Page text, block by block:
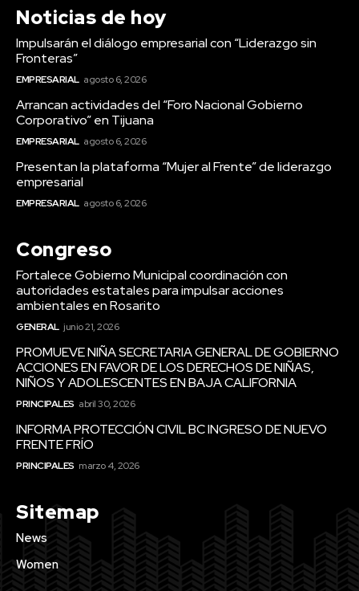
Noticias de hoy
Impulsarán el diálogo empresarial con “Liderazgo sin
Fronteras”
EMPRESARIAL agosto 6, 2026
Arrancan actividades del “Foro Nacional Gobierno
Corporativo” en Tijuana
EMPRESARIAL agosto 6, 2026
Presentan la plataforma “Mujer al Frente” de liderazgo
empresarial
EMPRESARIAL agosto 6, 2026
Congreso
Fortalece Gobierno Municipal coordinación con
autoridades estatales para impulsar acciones
ambientales en Rosarito
GENERAL junio 21, 2026
PROMUEVE NIÑA SECRETARIA GENERAL DE GOBIERNO
ACCIONES EN FAVOR DE LOS DERECHOS DE NIÑAS,
NIÑOS Y ADOLESCENTES EN BAJA CALIFORNIA
PRINCIPALES abril 30, 2026
INFORMA PROTECCIÓN CIVIL BC INGRESO DE NUEVO
FRENTE FRÍO
PRINCIPALES marzo 4, 2026
Sitemap
News
Women